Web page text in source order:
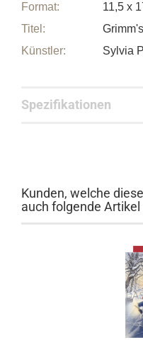
Format:
Titel:
Künstler:
11,5 x
Sylvia
Spezifikationen
Kunden, welche
auch folgende